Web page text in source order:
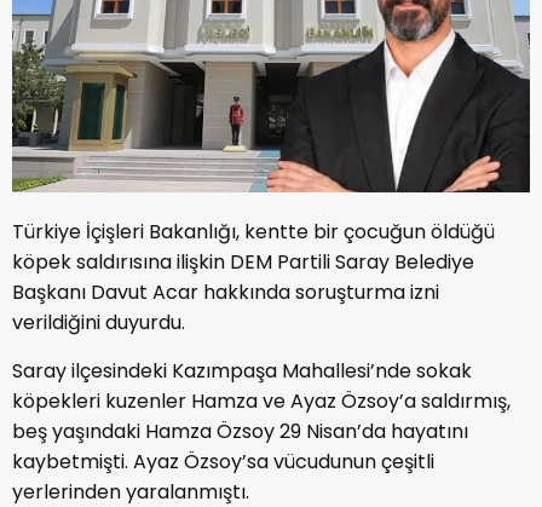
Türkiye İçişleri Bakanlığı, kentte bir çocuğun öldüğü
köpek saldırısına ilişkin DEM Partili Saray Belediye
Başkanı Davut Acar hakkında soruşturma izni
verildiğini duyurdu.
Saray ilçesindeki Kazımpaşa Mahallesi’nde sokak
köpekleri kuzenler Hamza ve Ayaz Özsoy’a saldırmış,
beş yaşındaki Hamza Özsoy 29 Nisan’da hayatını
kaybetmişti. Ayaz Özsoy’sa vücudunun çeşitli
yerlerinden yaralanmıştı.